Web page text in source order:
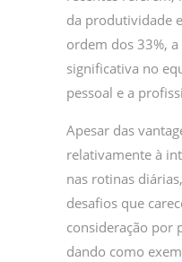
da produtividade
ordem dos 33%,
significativa no
pessoal e a
Apesar das
relativamente à
nas rotinas
desafios que
consideração por
dando como